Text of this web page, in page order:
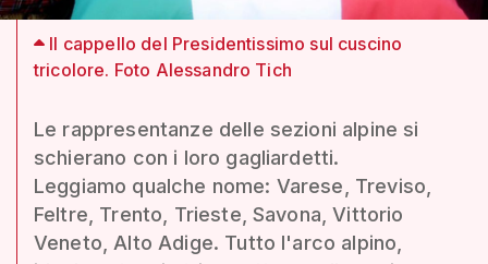
Il cappello del Presidentissimo sul cuscino
tricolore. Foto Alessandro Tich
Le rappresentanze delle sezioni alpine si
schierano con i loro gagliardetti.
Leggiamo qualche nome: Varese, Treviso,
Feltre, Trento, Trieste, Savona, Vittorio
Veneto, Alto Adige. Tutto l'arco alpino,